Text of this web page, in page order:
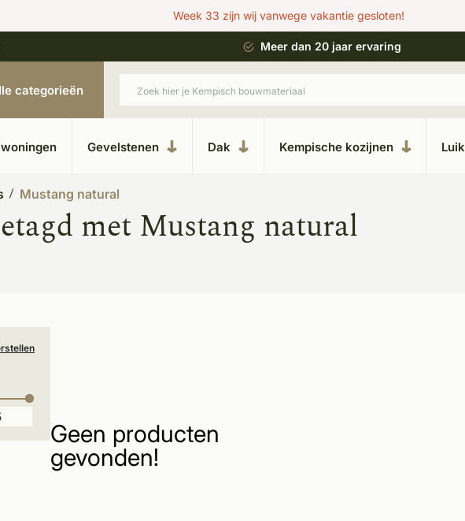
Week 33 zijn wij vanwege vakantie gesloten!
in kempische bouwstijl Meer dan 20 jaar ervaring
categorieën
Gevelstenen Dak Kempische kozijnen
Mustang natural
met Mustang natural
Geen producten
gevonden!